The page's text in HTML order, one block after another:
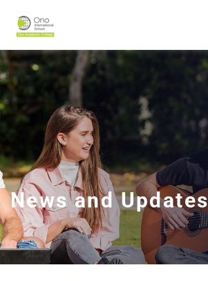
Personal Area
Students
About Us
Programs
International School
Support Us
English
News and Updates